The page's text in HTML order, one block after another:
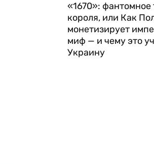
«1670»: фантомное
короля, или Как
монетизирует
миф — и чему это
Украину